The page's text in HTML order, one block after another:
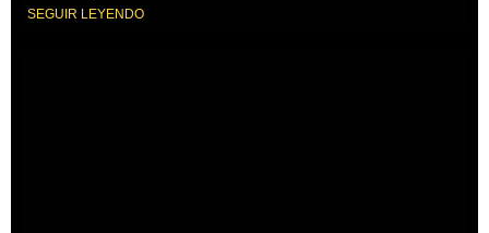
SEGUIR LEYENDO